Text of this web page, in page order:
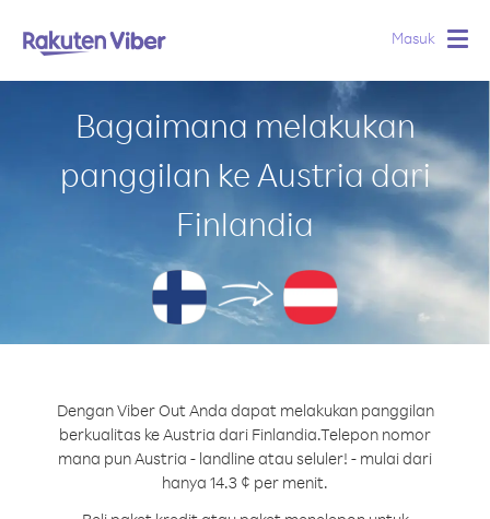
Masuk
Bagaimana melakukan
panggilan ke Austria dari
Finlandia
Dengan Viber Out Anda dapat melakukan panggilan
berkualitas ke Austria dari Finlandia.Telepon nomor
mana pun Austria - landline atau seluler! - mulai dari
hanya 14.3 ¢ per menit.